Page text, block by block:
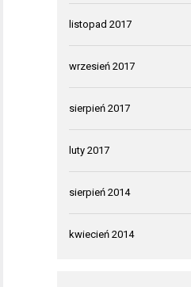
listopad 2017
wrzesień 2017
sierpień 2017
luty 2017
sierpień 2014
kwiecień 2014